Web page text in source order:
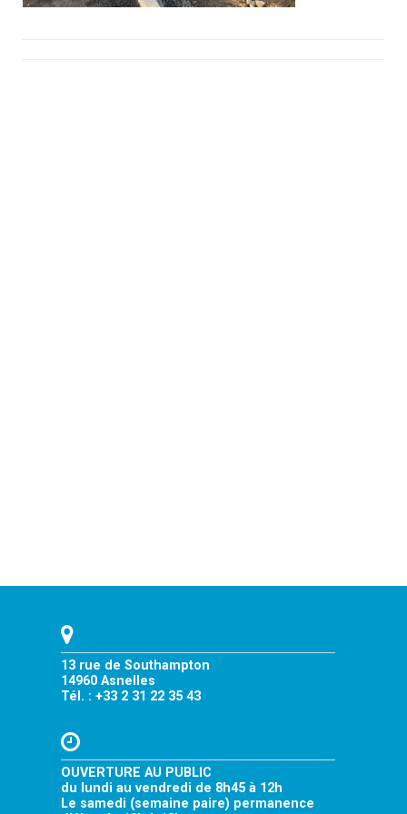
13 rue de Southampton
14960 Asnelles
Tél. : +33 2 31 22 35 43
OUVERTURE AU PUBLIC
du lundi au vendredi de 8h45 à 12h
Le samedi (semaine paire) permanence